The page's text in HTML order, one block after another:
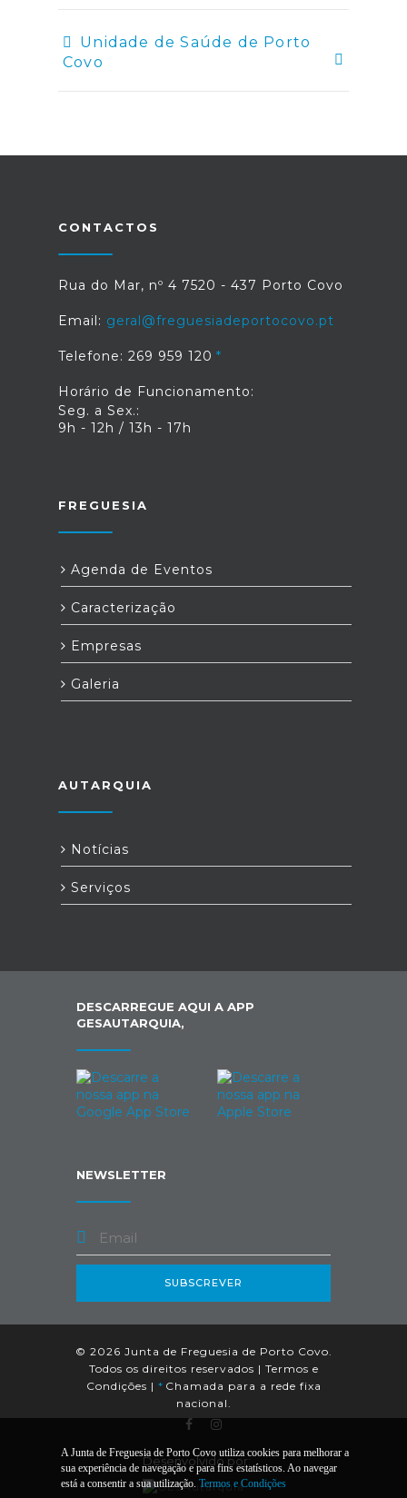
Unidade de Saúde de Porto
Covo
CONTACTOS
Rua do Mar, nº 4 7520 - 437 Porto Covo
Email: geral@freguesiadeportocovo.pt
Telefone: 269 959 120
Horário de Funcionamento:
Seg. a Sex.:
9h - 12h / 13h - 17h
FREGUESIA
Agenda de Eventos
Caracterização
Empresas
Galeria
AUTARQUIA
Notícias
Serviços
DESCARREGUE AQUI A APP
GESAUTARQUIA,
NEWSLETTER
SUBSCREVER
© 2026 Junta de Freguesia de Porto Covo.
Todos os direitos reservados | Termos e
Condições | * Chamada para a rede fixa
nacional.
Desenvolvido por:
A Junta de Freguesia de Porto Covo utiliza cookies para melhorar a
sua experiência de navegação e para fins estatísticos. Ao navegar
está a consentir a sua utilização. Termos e Condições